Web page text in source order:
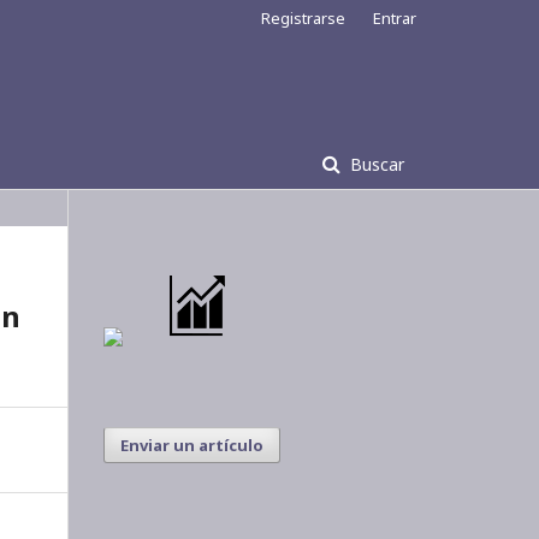
Buscar
Registrarse Entrar
Enviar un artículo